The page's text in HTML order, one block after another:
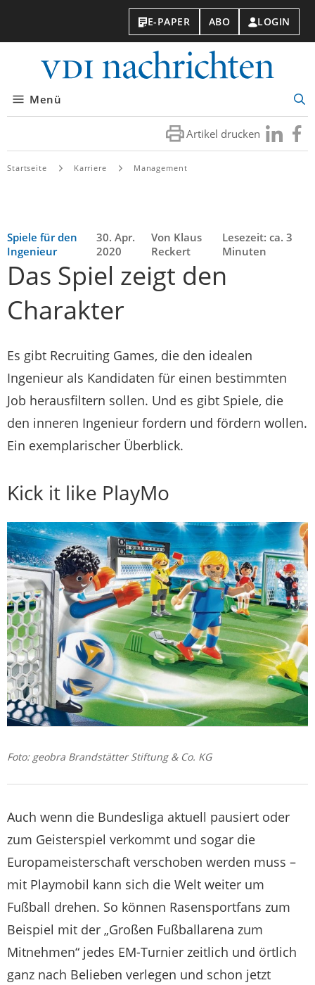
E-PAPER ABO LOGIN
Menü
Artikel drucken Besuchen
Sie
Sie
Startseite Karriere Management
Spiele für den
Ingenieur
30. Apr.
2020
Von Klaus
Reckert
Lesezeit: ca. 3
Minuten
Das Spiel zeigt den
Charakter
Es gibt Recruiting Games, die den idealen
Ingenieur als Kandidaten für einen bestimmten
Job herausfiltern sollen. Und es gibt Spiele, die
den inneren Ingenieur fordern und fördern wollen.
Ein exemplarischer Überblick.
Kick it like PlayMo
Foto: geobra Brandstätter Stiftung & Co. KG
Auch wenn die Bundesliga aktuell pausiert oder
zum Geisterspiel verkommt und sogar die
Europameisterschaft verschoben werden muss –
mit Playmobil kann sich die Welt weiter um
Fußball drehen. So können Rasensportfans zum
Beispiel mit der „Großen Fußballarena zum
Mitnehmen“ jedes EM-Turnier zeitlich und örtlich
ganz nach Belieben verlegen und schon jetzt